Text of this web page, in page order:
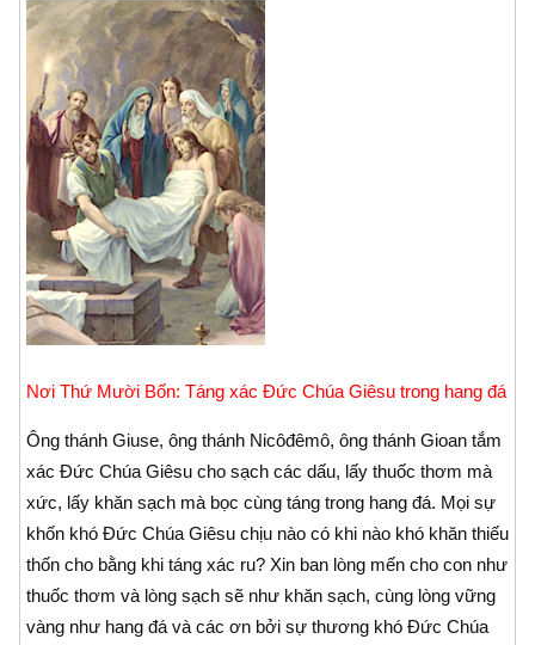
Nơi Thứ Mười Bốn: Táng xác Ðức Chúa Giêsu trong hang đá
Ông thánh Giuse, ông thánh Nicôđêmô, ông thánh Gioan tắm
xác Ðức Chúa Giêsu cho sạch các dấu, lấy thuốc thơm mà
xức, lấy khăn sạch mà bọc cùng táng trong hang đá. Mọi sự
khốn khó Ðức Chúa Giêsu chịu nào có khi nào khó khăn thiếu
thốn cho bằng khi táng xác ru? Xin ban lòng mến cho con như
thuốc thơm và lòng sạch sẽ như khăn sạch, cùng lòng vững
vàng như hang đá và các ơn bởi sự thương khó Ðức Chúa